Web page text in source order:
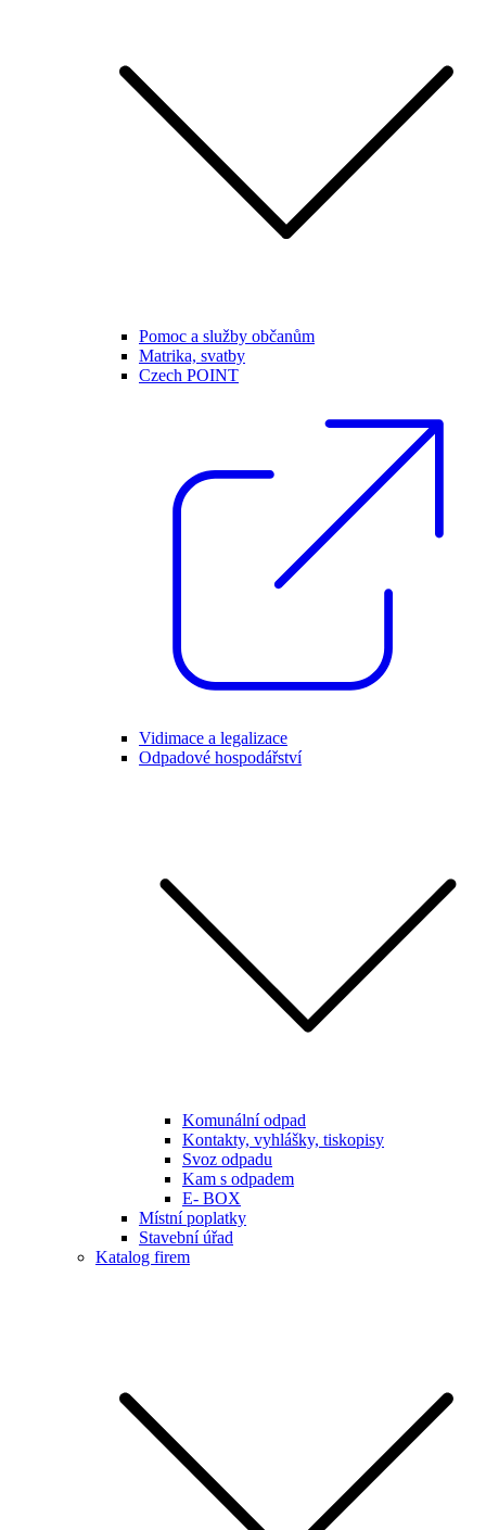
Pomoc a služby občanům
Matrika, svatby
Czech POINT
Vidimace a legalizace
Odpadové hospodářství
Komunální odpad
Kontakty, vyhlášky, tiskopisy
Svoz odpadu
Kam s odpadem
E- BOX
Místní poplatky
Stavební úřad
Katalog firem